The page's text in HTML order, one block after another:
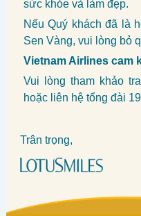
sức khỏe và làm đẹp.
Nếu Quý khách đã là
Sen Vàng, vui lòng bỏ
Vietnam Airlines cam
Vui lòng tham khảo
hoặc liên hệ tổng đài
Trân trọng,